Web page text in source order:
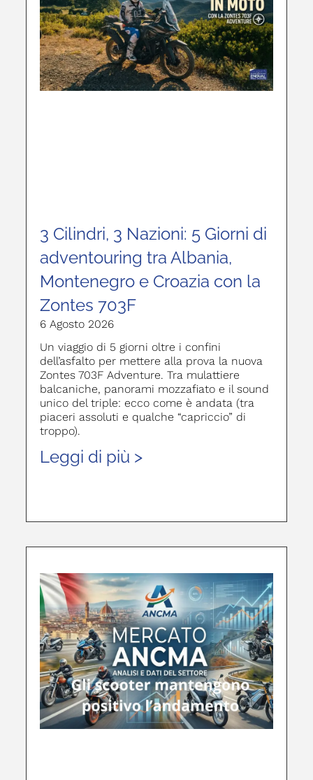
3 Cilindri, 3 Nazioni: 5 Giorni di
adventouring tra Albania,
Montenegro e Croazia con la
Zontes 703F
6 Agosto 2026
Un viaggio di 5 giorni oltre i confini
dell’asfalto per mettere alla prova la nuova
Zontes 703F Adventure. Tra mulattiere
balcaniche, panorami mozzafiato e il sound
unico del triple: ecco come è andata (tra
piaceri assoluti e qualche “capriccio” di
troppo).
Leggi di più >